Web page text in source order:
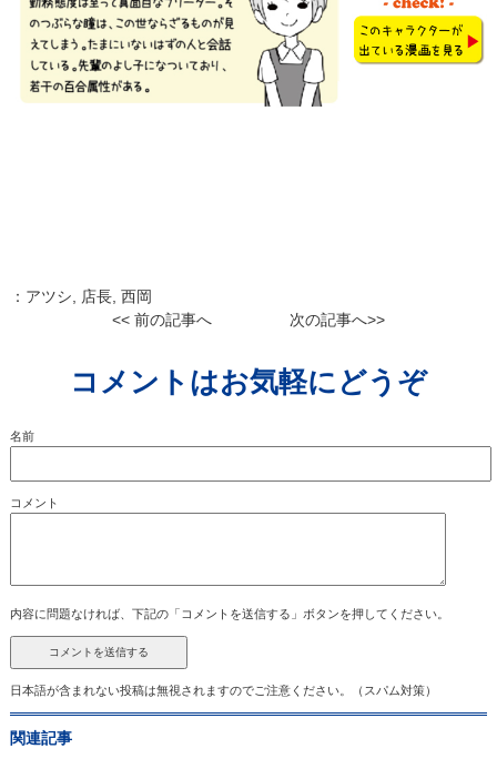
： アツシ 店長, 西岡
<< 前の記事へ
次の記事へ>>
コメントはお気軽にどうぞ
名前
コメント
内容に問題なければ、下記の「コメントを送信する」ボタンを押してください。
日本語が含まれない投稿は無視されますのでご注意ください。（スパム対策）
関連記事